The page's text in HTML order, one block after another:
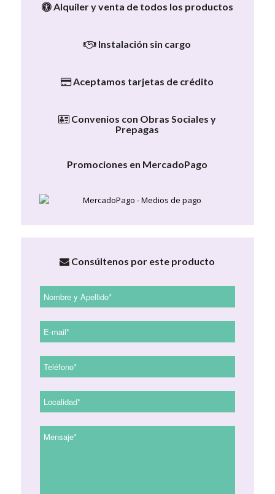
Alquiler y venta de todos los productos
Instalación sin cargo
Aceptamos tarjetas de crédito
Convenios con Obras Sociales y
Prepagas
Promociones en MercadoPago
Consúltenos por este producto